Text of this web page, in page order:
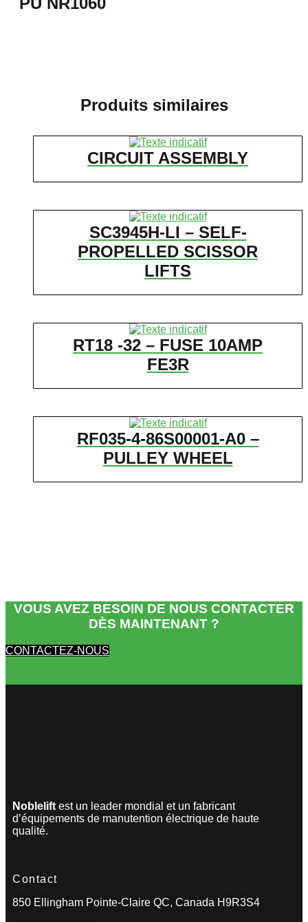
Produits similaires
CIRCUIT ASSEMBLY
SC3945H-LI – SELF-
PROPELLED SCISSOR
LIFTS
RT18 -32 – FUSE 10AMP
FE3R
RF035-4-86S00001-A0 –
PULLEY WHEEL
VOUS AVEZ BESOIN DE NOUS CONTACTER
DÈS MAINTENANT ?
CONTACTEZ-NOUS
Noblelift est un leader mondial et un fabricant
d’équipements de manutention électrique de haute
qualité.
Contact
850 Ellingham Pointe-Claire QC, Canada H9R3S4